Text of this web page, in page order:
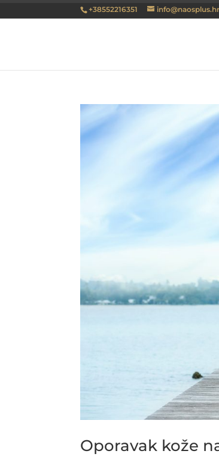
+38552216351 info@naosplus.hr
Oporavak kože